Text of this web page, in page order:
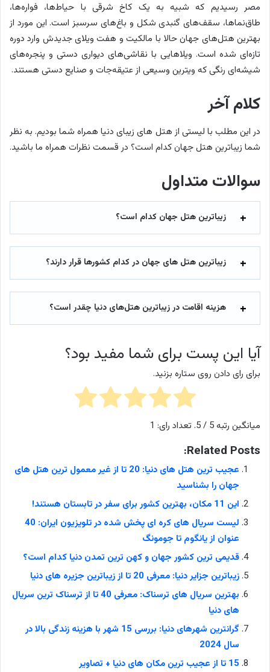
مصر رسیدیم که شبیه به یک کاخ شرقی با حیاط‌ها، فواره‌ها،
طاق‌نماها، سقف‌های گنبدی شکل و باغ‌های سرسبز است. این مورد از
بهترین هتل‌های جهان حالا با مالکیت و هفت ویلای جدیدش وارد دوره
تازه‌ای شده است. ویلاهایی با نقاشی‌های دیواری دستی و پنجره‌های
شیشه‌ای رنگی که ویترین وسیعی از عتیقه‌جات و صنایع دستی هستند.
کلام آخر
در این مطلب با لیستی از هتل های زیبای دنیا همراه شما بودیم. به نظر
شما زیباترین هتل‌ جهان کدام است؟ در قسمت نظرات همراه ما باشید.
سوالات متداول
زیباترین هتل‌ جهان کدام است؟
زیباترین هتل‌ های جهان در کدام کشورها قرار دارند؟
هزینه اقامت در زیباترین هتل‌های دنیا چقدر است؟
آیا این پست برای شما مفید بود؟
برای رای دادن روی ستاره بزنید.
میانگین رتبه5 / 5. تعداد رای: 1
Related Posts:
عجیب ترین هتل های دنیا: 20 تا از غیر معمول ترین هتل های
جهان را بشناسید
این 11 مکان، بهترین کشور برای سفر در تابستان هستند!
لیست سریال های کره ای پخش شده در تلویزیون ایران: 40
عنوان از یانگوم تا جومونگ
قدیمی ترین کشور جهان و کهن ترین تمدن دنیا کدام است؟
زیباترین جزایر دنیا: معرفی 20 تا از زیباترین جزیره های دنیا
بهترین سریال های ترسناک: معرفی 40 تا از ترسناک ترین سریال
های دنیا
گرانترین شهرهای دنیا: بررسی 15 شهر با هزینه زندگی بالا در
سال 2024
15 تا از عجیب ترین مکان های دنیا + تصاویر